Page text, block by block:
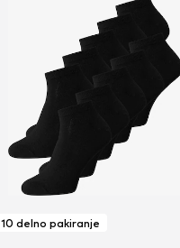
10 delno pakiranje